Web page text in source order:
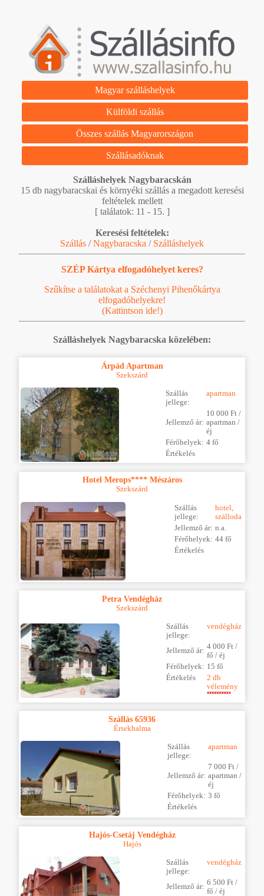
Magyar szálláshelyek
Külföldi szállás
Összes szállás Magyarországon
Szállásadóknak
Szálláshelyek Nagybaracskán
15 db nagybaracskai és környéki szállás a megadott keresési
feltételek mellett
[ találatok: 11 - 15. ]
Keresési feltételek:
Szállás /Nagybaracska / Szálláshelyek
SZÉP Kártya elfogadóhelyet keres?
Szűkítse a találatokat a Széchenyi Pihenőkártya
elfogadóhelyekre!
(Kattintson ide!)
Szálláshelyek Nagybaracska közelében:
Árpád Apartman
Szekszárd
Szállás
jellege:
apartman
Jellemző ár:
10 000 Ft /
apartman /
éj
Férőhelyek: 4 fő
Értékelés
Hotel Merops**** Mészáros
Szekszárd
Szállás
jellege:
hotel,
szálloda
Jellemző ár: n.a.
Férőhelyek: 44 fő
Értékelés
Petra Vendégház
Szekszárd
Szállás
jellege:
vendégház
Jellemző ár: 4 000 Ft /
fő / éj
Férőhelyek: 15 fő
Értékelés
2 db
vélemény
Szállás 65936
Érsekhalma
Szállás
jellege:
apartman
Jellemző ár:
7 000 Ft /
apartman /
éj
Férőhelyek: 3 fő
Értékelés
Hajós-Csetáj Vendégház
Hajós
Szállás
jellege:
vendégház
Jellemző ár: 6 500 Ft /
fő / éj